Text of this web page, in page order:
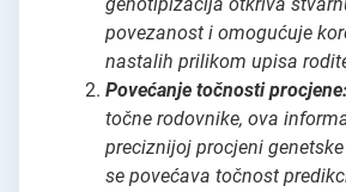
povezanost i omogućuje
nastalih prilikom upisa
Povećanje točnosti procjene:
točne rodovnike, ova
preciznijoj procjeni
se povećava točnost